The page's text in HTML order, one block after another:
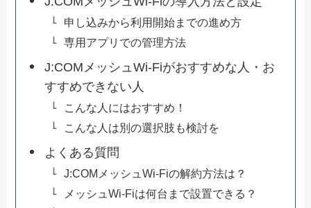
申し込みから利用開始までの進め方
専用アプリでの管理方法
J:COMメッシュWi-Fiがおすすめな人・お
すすめできない人
こんな人にはおすすめ！
こんな人は別の選択肢も検討を
よくある質問
J:COMメッシュWi-Fiの解約方法は？
メッシュWi-Fiは何台まで設置できる？